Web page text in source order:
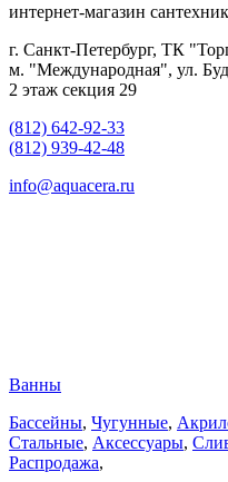
интернет-магазин
г. Санкт-Петербург, ТК
м. "Международная", ул.
2 этаж секция 29
(812) 642-92-33
(812) 939-42-48
info@aquacera.ru
Ванны
Бассейны, Чугунные,
Стальные, Аксессуары,
Распродажа,